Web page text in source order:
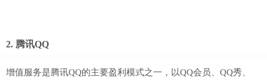
2. 腾讯QQ
增值服务是腾讯QQ的主要盈利模式之一，以QQ会员、QQ秀、